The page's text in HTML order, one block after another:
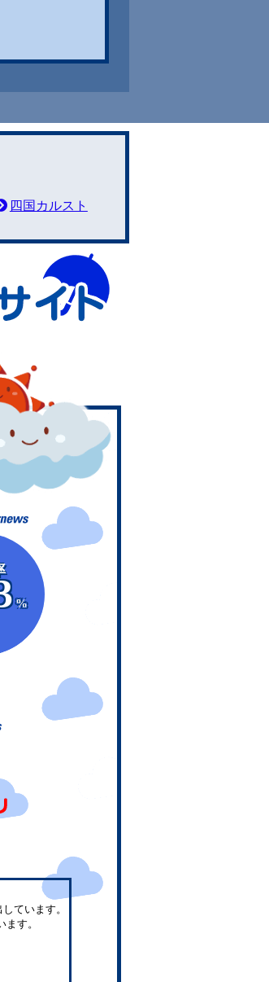
四国カルスト
%
ています。
す。